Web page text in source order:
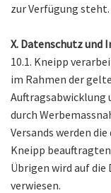
zur Verfügung steht.
X. Datenschutz
10.1. Kneipp
im Rahmen der
Auftragsabwicklung
durch
Versands werden
Kneipp
Übrigen wird auf
verwiesen.